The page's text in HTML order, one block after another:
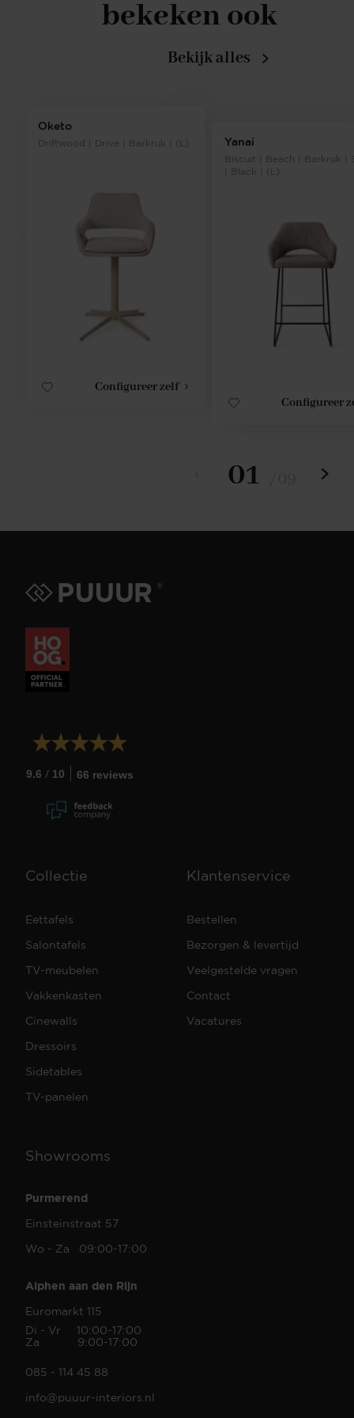
Oketo
Driftwood | Drive | Barkruk | (L)
Configureer zelf
Yanai
Biscuit | Beach | Barkruk |
| Black | (L)
Configureer
bekeken ook
Bekijk alles
01
9.6 / 10 66 reviews
Collectie
Eettafels
Salontafels
TV-meubelen
Vakkenkasten
Cinewalls
Dressoirs
Sidetables
TV-panelen
Klantenservice
Bestellen
Bezorgen & levertijd
Veelgestelde vragen
Contact
Vacatures
Showrooms
Purmerend
Einsteinstraat 57
Wo - Za 09:00-17:00
Alphen aan den Rijn
Euromarkt 115
Di - Vr 10:00-17:00
Za 9:00-17:00
085 - 114 45 88
info@puuur-interiors.nl